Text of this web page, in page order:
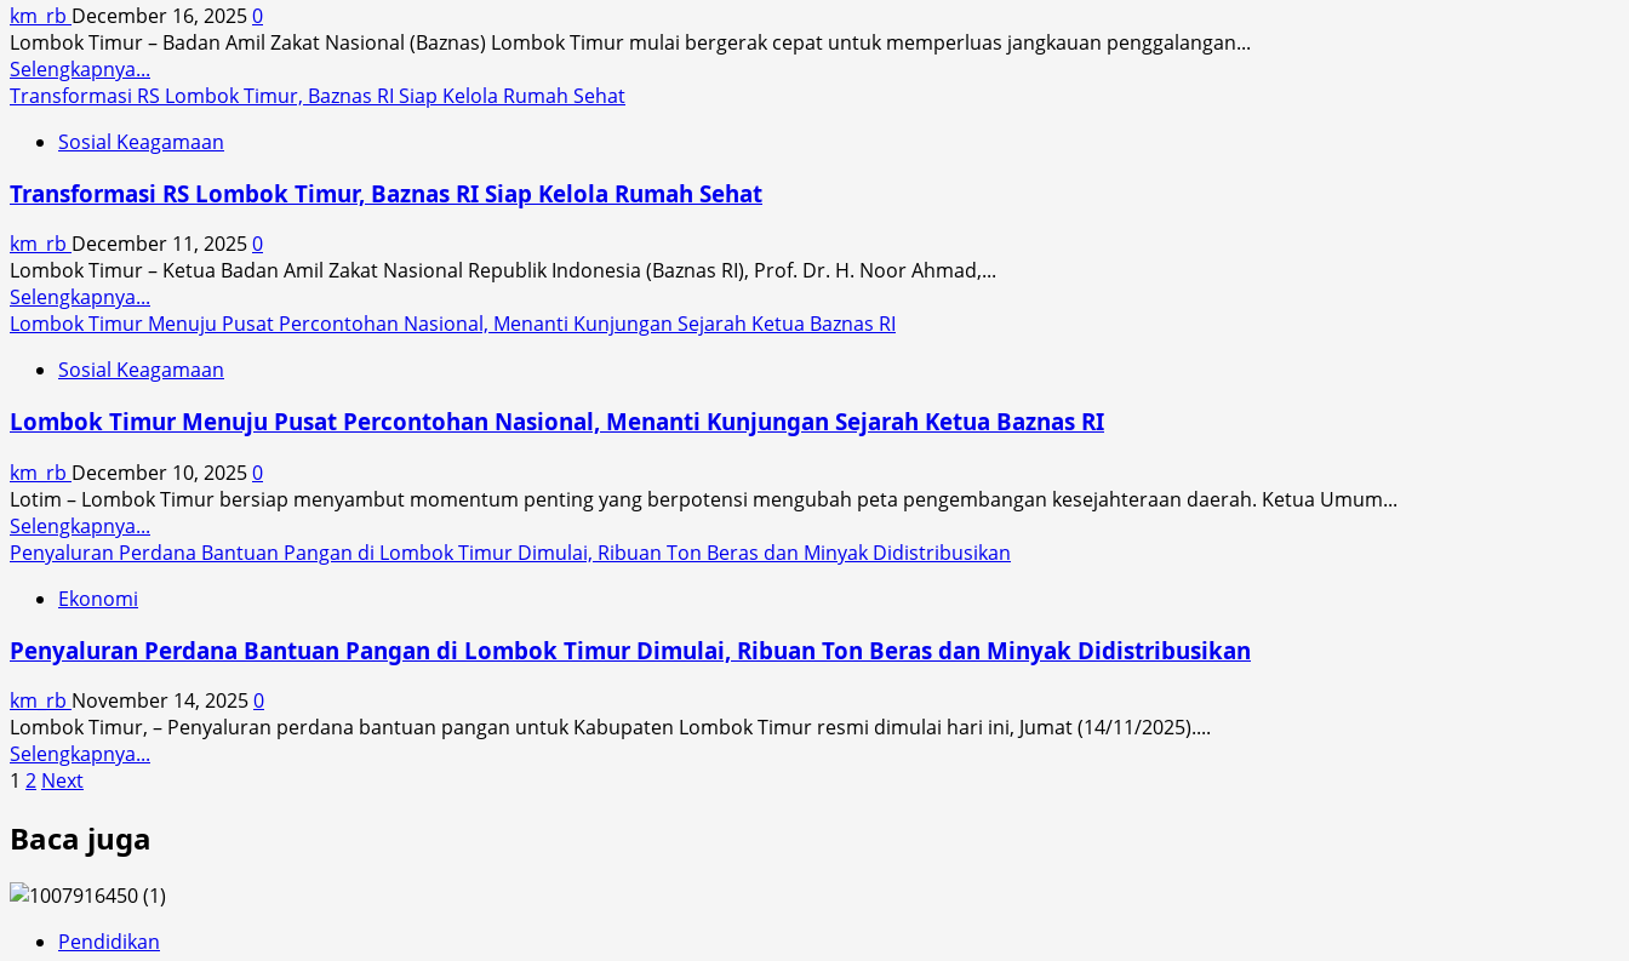
Hak
Pakai
BPN
Lotim
di
Gugat
di
PTUN
Mataram
km_rb December 16, 20250
Lombok Timur – Badan Amil Zakat Nasional (Baznas) Lombok Timur mulai bergerak cepat untuk memperluas jangkauan penggalangan...
Selengkapnya...
more
Baznas
Gandeng
Kumpulkan
Dana,
Perkuat
Empati
Kebangsaan
Transformasi RS Lombok Timur, Baznas RI Siap Kelola Rumah Sehat
Sosial Keagamaan
Transformasi RS Lombok Timur, Baznas RI Siap Kelola Rumah Sehat
km_rb December 11, 20250
Lombok Timur – Ketua Badan Amil Zakat Nasional Republik Indonesia (Baznas RI), Prof. Dr. H. Noor Ahmad,...
Selengkapnya...
more
Transformasi
Lombok
Baznas
RI
Siap
Kelola
Lombok Timur Menuju Pusat Percontohan Nasional, Menanti Kunjungan Sejarah Ketua Baznas RI
Sosial Keagamaan
Lombok Timur Menuju Pusat Percontohan Nasional, Menanti Kunjungan Sejarah Ketua Baznas RI
km_rb December 10, 20250
Lotim – Lombok Timur bersiap menyambut momentum penting yang berpotensi mengubah peta pengembangan kesejahteraan daerah. Ketua Umum...
Selengkapnya...
more
Menuju
Percontohan
Nasional,
Menanti
RI
Penyaluran Perdana Bantuan Pangan di Lombok Timur Dimulai, Ribuan Ton Beras dan Minyak Didistribusikan
Ekonomi
Penyaluran Perdana Bantuan Pangan di Lombok Timur Dimulai, Ribuan Ton Beras dan Minyak Didistribusikan
km_rb November 14, 20250
Lombok Timur, – Penyaluran perdana bantuan pangan untuk Kabupaten Lombok Timur resmi dimulai hari ini, Jumat (14/11/2025)....
Selengkapnya...
Bantuan
Pangan
di
Posts
pagination
1 2 Next
Baca juga
Pendidikan